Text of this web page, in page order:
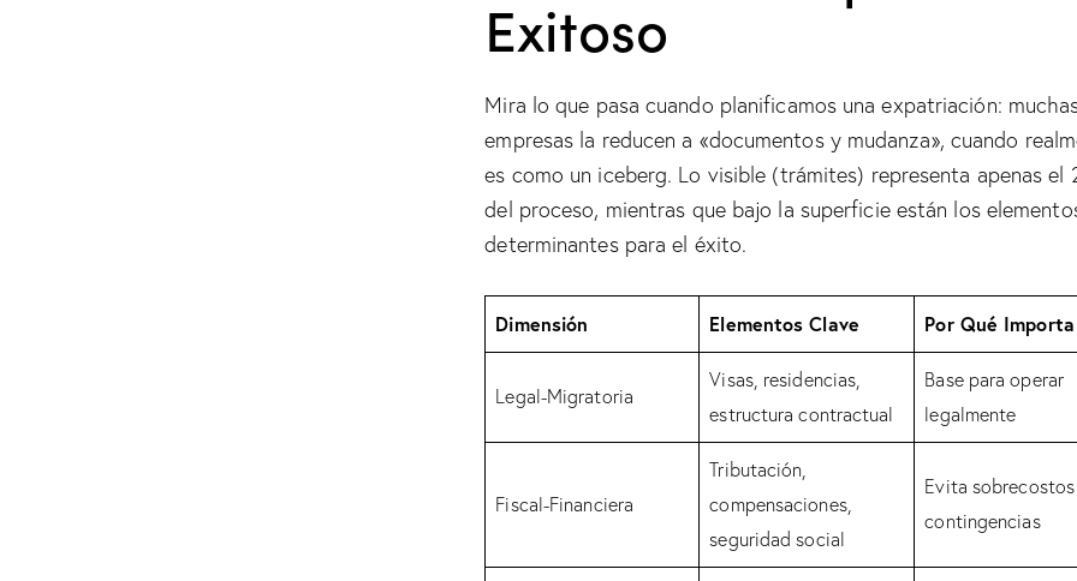
Exitoso
Mira lo que pasa cuando planificamos una expatriación:
empresas la reducen a «documentos y mudanza», cuando
es como un iceberg. Lo visible (trámites) representa apenas el
del proceso, mientras que bajo la superficie están los
determinantes para el éxito.
Dimensión Elementos Clave Por Qué Importa
Legal-Migratoria
Visas, residencias,
estructura contractual
Base para operar
legalmente
Fiscal-Financiera
Tributación,
compensaciones,
seguridad social
Evita
contingencias